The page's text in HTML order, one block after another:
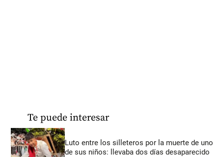
Te puede interesar
Luto entre los silleteros por la muerte de uno
de sus niños: llevaba dos días desaparecido